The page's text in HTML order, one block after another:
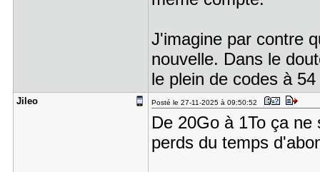
J'imagine par contre
nouvelle. Dans le
le plein de codes à
Jileo Posté le 27-11-2025 à 09:50:52
De 20Go à 1To ça
perds du temps